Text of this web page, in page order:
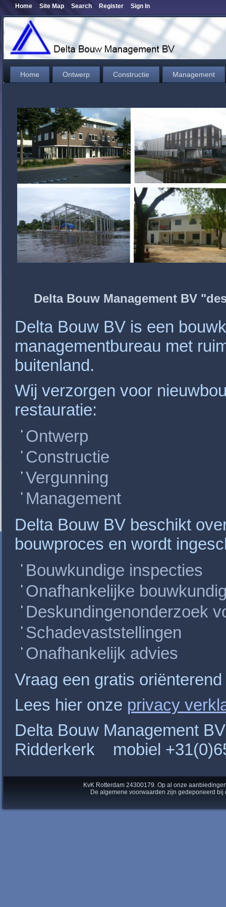
Home Ontwerp Constructie Management
Delta Bouw Management BV
Delta Bouw BV is een
managementbureau met
buitenland.
Wij verzorgen voor
restauratie:
Ontwerp
Constructie
Vergunning
Management
Delta Bouw BV beschikt
bouwproces en wordt
Bouwkundige inspecties
Onafhankelijke
Deskundingenonderzoek
Schadevaststellingen
Onafhankelijk advies
Vraag een gratis
Lees hier onze privacy
Delta Bouw Management
Ridderkerk mobiel
KvK Rotterdam 24300179. Op al onze
De algemene voorwaarden zijn gedeponeerd
Home Site Map Search Register Sign In